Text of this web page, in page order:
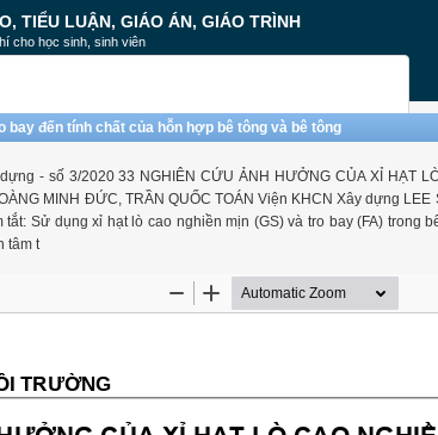
TIỂU LUẬN, GIÁO ÁN, GIÁO TRÌNH
cho học sinh, sinh viên
đến tính chất của hỗn hợp bê tông và bê tông
- số 3/2020 33 NGHIÊN CỨU ẢNH HƯỞNG CỦA XỈ HẠT
MINH ĐỨC, TRẦN QUỐC TOÁN Viện KHCN Xây dựng
tắt: Sử dụng xỉ hạt lò cao nghiền mịn (GS) và tro bay (FA) trong
tâm t